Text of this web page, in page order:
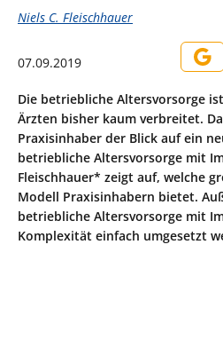
Niels C. Fleischhauer
07.09.2019
Die betriebliche Altersvorsorge
Ärzten bisher kaum verbreitet.
Praxisinhaber der Blick auf ein
betriebliche Altersvorsorge mit
Fleischhauer* zeigt auf, welche
Modell Praxisinhabern bietet.
betriebliche Altersvorsorge mit
Komplexität einfach umgesetzt